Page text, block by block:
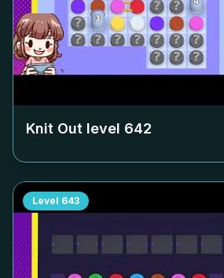
Knit Out level 642
Level 643